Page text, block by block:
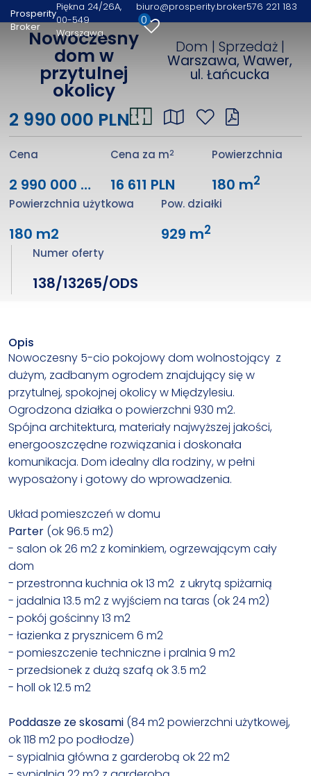
Prosperity
Broker
Piękna 24/26A
00-549
Warszawa
biuro@prosperity.broker576 221 183
0
Nowoczesny
dom w
przytulnej
okolicy
Dom | Sprzedaż |
Warszawa, Wawer,
ul. Łańcucka
2 990 000 PLN
Cena
2 990 000 PLN
Cena za m2
16 611 PLN
Powierzchnia
180 m2
Powierzchnia użytkowa
180 m2
Pow. działki
929 m2
Numer oferty
138/13265/ODS
Opis
Nowoczesny 5-cio pokojowy dom wolnostojący z
dużym, zadbanym ogrodem znajdujący się w
przytulnej, spokojnej okolicy w Międzylesiu.
Ogrodzona działka o powierzchni 930 m2.
Spójna architektura, materiały najwyższej jakości,
energooszczędne rozwiązania i doskonała
komunikacja. Dom idealny dla rodziny, w pełni
wyposażony i gotowy do wprowadzenia.
Układ pomieszczeń w domu
Parter (ok 96.5 m2)
- salon ok 26 m2 z kominkiem, ogrzewającym cały
dom
- przestronna kuchnia ok 13 m2 z ukrytą spiżarnią
- jadalnia 13.5 m2 z wyjściem na taras (ok 24 m2)
- pokój gościnny 13 m2
- łazienka z prysznicem 6 m2
- pomieszczenie techniczne i pralnia 9 m2
- przedsionek z dużą szafą ok 3.5 m2
- holl ok 12.5 m2
Poddasze ze skosami (84 m2 powierzchni użytkowej,
ok 118 m2 po podłodze)
- sypialnia główna z garderobą ok 22 m2